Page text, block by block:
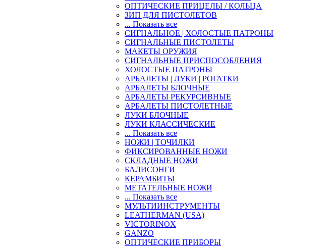
ОПТИЧЕСКИЕ ПРИЦЕЛЫ / КОЛЬЦА
ЗИП ДЛЯ ПИСТОЛЕТОВ
... Показать все
СИГНАЛЬНОЕ | ХОЛОСТЫЕ ПАТРОНЫ
СИГНАЛЬНЫЕ ПИСТОЛЕТЫ
МАКЕТЫ ОРУЖИЯ
СИГНАЛЬНЫЕ ПРИСПОСОБЛЕНИЯ
ХОЛОСТЫЕ ПАТРОНЫ
АРБАЛЕТЫ | ЛУКИ | РОГАТКИ
АРБАЛЕТЫ БЛОЧНЫЕ
АРБАЛЕТЫ РЕКУРСИВНЫЕ
АРБАЛЕТЫ ПИСТОЛЕТНЫЕ
ЛУКИ БЛОЧНЫЕ
ЛУКИ КЛАССИЧЕСКИЕ
... Показать все
НОЖИ | ТОЧИЛКИ
ФИКСИРОВАННЫЕ НОЖИ
СКЛАДНЫЕ НОЖИ
БАЛИСОНГИ
КЕРАМБИТЫ
МЕТАТЕЛЬНЫЕ НОЖИ
... Показать все
МУЛЬТИИНСТРУМЕНТЫ
LEATHERMAN (USA)
VICTORINOX
GANZO
ОПТИЧЕСКИЕ ПРИБОРЫ